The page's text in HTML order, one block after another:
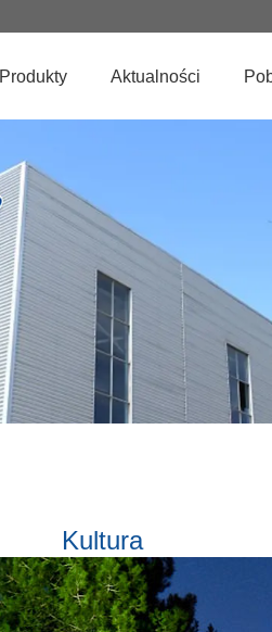
Produkty Aktualności
Kultura